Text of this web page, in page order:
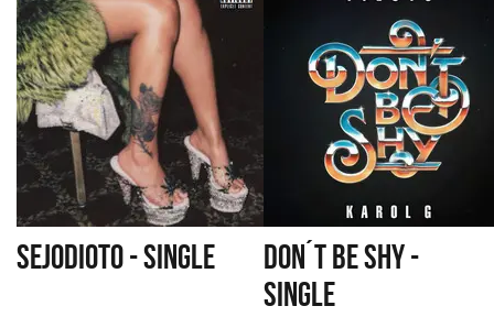
SEJODIOTO - SINGLE
DON´T BE SHY -
SINGLE